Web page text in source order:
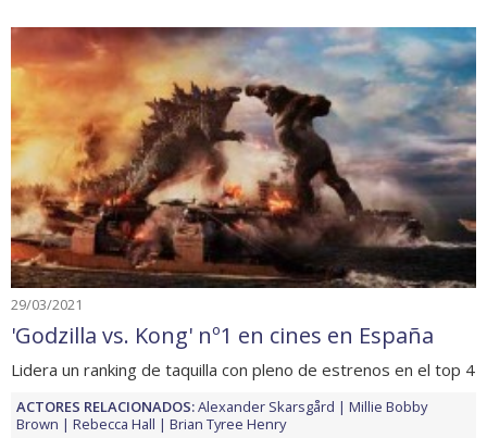
29/03/2021
'Godzilla vs. Kong' nº1 en cines en España
Lidera un ranking de taquilla con pleno de estrenos en el top 4
ACTORES RELACIONADOS:Alexander Skarsgård
Millie Bobby
Brown
Rebecca Hall Brian Tyree Henry